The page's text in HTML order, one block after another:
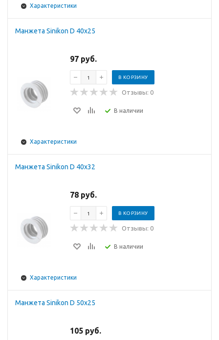
Характеристики
Манжета Sinikon D 40x25
97 руб.
В КОРЗИНУ
Отзывы: 0
В наличии
Характеристики
Манжета Sinikon D 40x32
78 руб.
В КОРЗИНУ
Отзывы: 0
В наличии
Характеристики
Манжета Sinikon D 50x25
105 руб.